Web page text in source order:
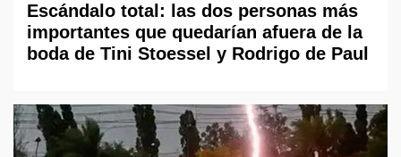
Escándalo total: las dos personas más
importantes que quedarían afuera de la
boda de Tini Stoessel y Rodrigo de Paul